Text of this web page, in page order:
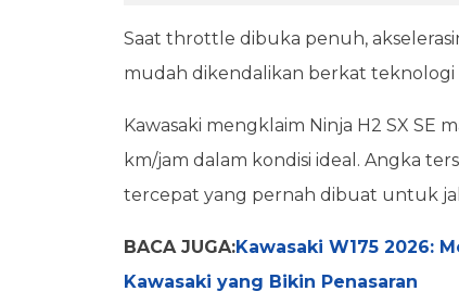
Saat throttle dibuka penuh,
mudah dikendalikan berkat
Kawasaki mengklaim Ninja H2 SX
km/jam dalam kondisi ideal. Angka
tercepat yang pernah dibuat untuk
BACA JUGA:Kawasaki W175 2026:
Kawasaki yang Bikin Penasaran